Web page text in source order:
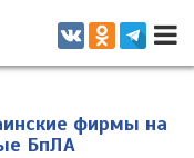
актуальным
фирмы на
БпЛА